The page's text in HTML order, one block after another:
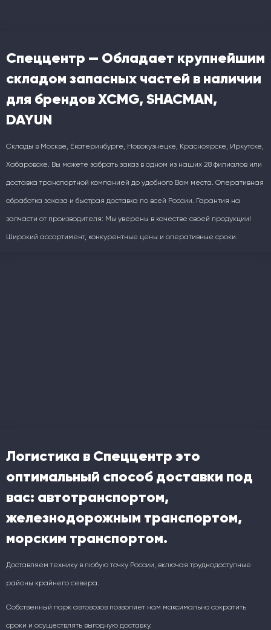
Спеццентр — Обладает крупнейшим
складом запасных частей в наличии
для брендов XCMG, SHACMAN,
DAYUN
Склады в Москве, Екатеринбурге, Новокузнецке, Красноярске, Иркутске,
Хабаровске. Вы можете забрать заказ в одном из наших 28 филиалов или
доставка транспортной компанией до удобного Вам места. Оперативная
обработка заказа и быстрая доставка по всей России. Гарантия на
запчасти от производителя: Мы уверены в качестве своей продукции!
Широкий ассортимент, конкурентные цены и оперативные сроки.
Логистика в Спеццентр это
оптимальный способ доставки под
вас: автотранспортом,
железнодорожным транспортом,
морским транспортом.
Доставляем технику в любую точку России, включая труднодоступные
районы крайнего севера.
Собственный парк автовозов позволяет нам максимально сократить
сроки и осуществлять выгодную доставку.